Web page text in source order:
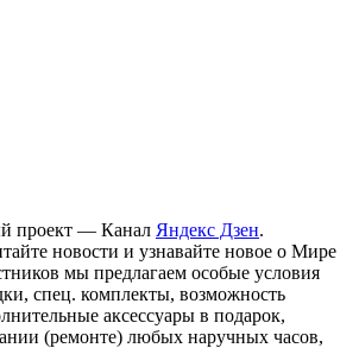
проект — Канал Яндекс Дзен.
новости и узнавайте новое о Мире
мы предлагаем особые условия
спец. комплекты, возможность
аксессуары в подарок,
(ремонте) любых наручных часов,